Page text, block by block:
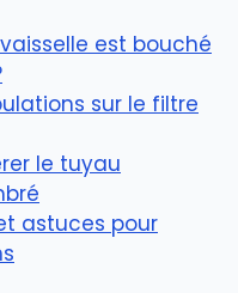
est bouché
sur le filtre
le tuyau
astuces pour